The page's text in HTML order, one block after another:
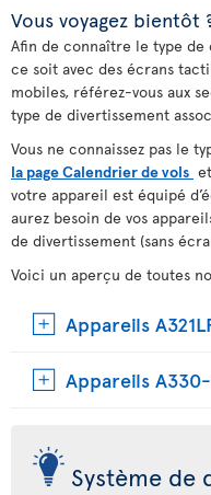
Vous voyagez bientôt
Afin de connaître le type
ce soit avec des écrans
mobiles, référez-vous aux
type de divertissement
Vous ne connaissez pas le
la page Calendrier de vols
votre appareil est équipé
aurez besoin de vos
de divertissement (sans
Voici un aperçu de toutes
Appareils
Appareils
Système de